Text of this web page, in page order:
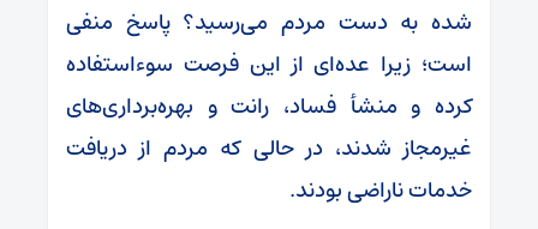
شده به دست مردم می‌رسید؟ پاسخ منفی
است؛ زیرا عده‌ای از این فرصت سوءاستفاده
کرده و منشأ فساد، رانت و بهره‌برداری‌های
غیرمجاز شدند، در حالی که مردم از دریافت
خدمات ناراضی بودند.